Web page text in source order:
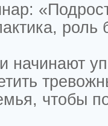
роль
начинают
чтобы